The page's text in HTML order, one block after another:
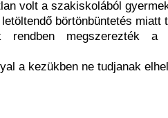
volt a szakiskolából
börtönbüntetés miatt
megszerezték a
a kezükben ne tudjanak